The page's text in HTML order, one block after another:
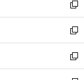
く
で
開
く
ド
ウ
で
開
く
ィ
ン
ド
ウ
で
開
い
ウ
ィ
ン
ド
ウ
新
し
い
ウ
ィ
ン
新
し
い
ウ
新
し